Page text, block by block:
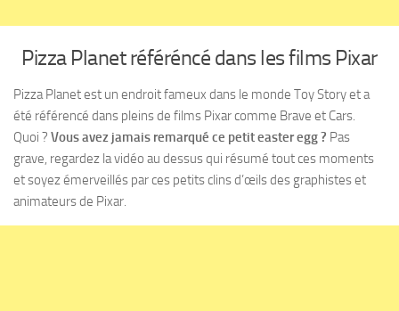
Pizza Planet référéncé dans les films Pixar
Pizza Planet est un endroit fameux dans le monde Toy Story et a
été référencé dans pleins de films Pixar comme Brave et Cars.
Quoi ? Vous avez jamais remarqué ce petit easter egg ? Pas
grave, regardez la vidéo au dessus qui résumé tout ces moments
et soyez émerveillés par ces petits clins d’œils des graphistes et
animateurs de Pixar.